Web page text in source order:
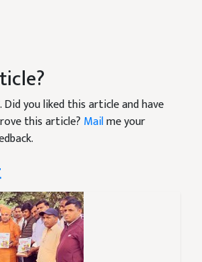
. Did you liked this article and have
this article? Mailme your